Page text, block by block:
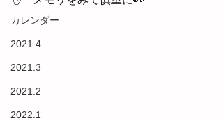
カレンダー
2021.4
2021.3
2021.2
2022.1